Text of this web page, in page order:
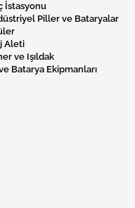
İstasyonu
Piller ve Bataryalar
Aleti
ve Işıldak
Batarya Ekipmanları